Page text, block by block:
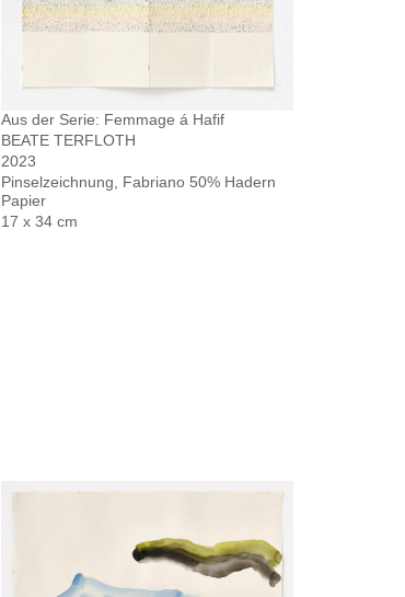
Aus der Serie: Femmage á Hafif
BEATE TERFLOTH
2023
Pinselzeichnung, Fabriano 50% Hadern
Papier
17 x 34 cm